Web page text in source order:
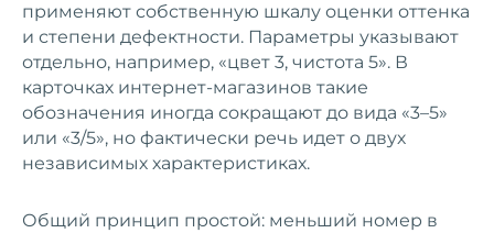
применяют собственную шкалу оценки оттенка
и степени дефектности. Параметры указывают
отдельно, например, «цвет 3, чистота 5». В
карточках интернет‑магазинов такие
обозначения иногда сокращают до вида «3–5»
или «3/5», но фактически речь идет о двух
независимых характеристиках.
Общий принцип простой: меньший номер в